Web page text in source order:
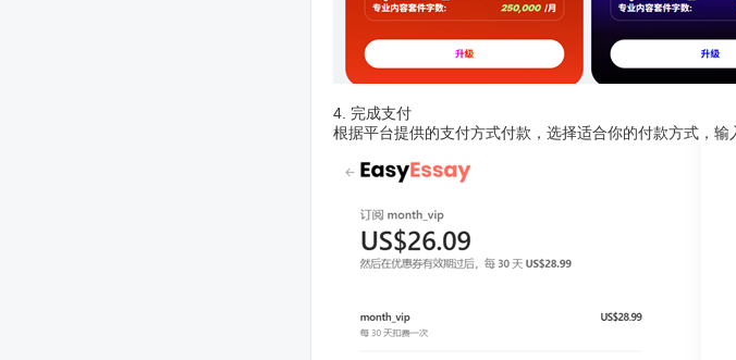
4. 完成支付
根据平台提供的支付方式付款，选择适合你的付款方式，